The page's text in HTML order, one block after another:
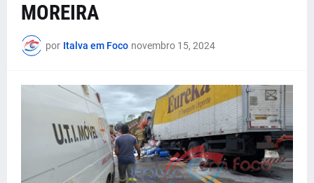
MOREIRA
por Italva em Foco novembro 15, 2024